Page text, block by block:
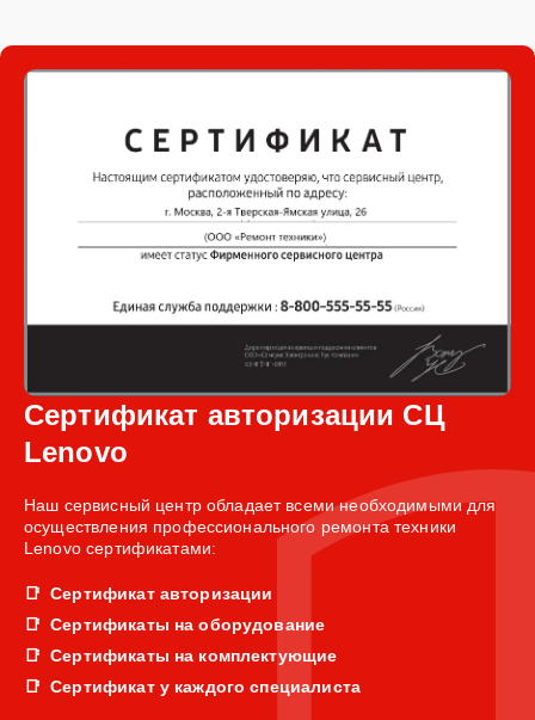
Сертификат авторизации СЦ
Lenovo
Наш сервисный центр обладает всеми необходимыми для
осуществления профессионального ремонта техники
Lenovo сертификатами:
Сертификат авторизации
Сертификаты на оборудование
Сертификаты на комплектующие
Сертификат у каждого специалиста